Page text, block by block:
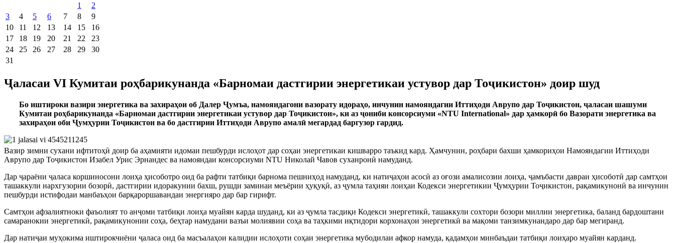
1
2
3
4 5 6 7 8
9
10
11 12 13 14 15
16
17
18 19 20 21 22
23
24
25 26 27 28 29
30
31
Ҷаласаи VI Кумитаи роҳбарикунанда «Барномаи дастгирии энергетикаи устувор дар Тоҷикистон» доир шуд
Бо иштироки вазири энергетика ва захираҳои об Далер Ҷумъа, намояндагони вазорату идораҳо, инчунин намояндагии Иттиҳоди Аврупо дар Тоҷикистон, ҷаласаи шашуми
Кумитаи роҳбарикунанда «Барномаи дастгирии энергетикаи устувор дар Тоҷикистон», ки аз ҷониби консорсиуми «NTU International» дар ҳамкорӣ бо Вазорати энергетика ва
захираҳои оби Ҷумҳурии Тоҷикистон ва бо дастгирии Иттиҳоди Аврупо амалӣ мегардад баргузор гардид.
Вазир зимни сухани ифтитоҳӣ доир ба аҳамияти идомаи пешбурди ислоҳот дар соҳаи энергетикаи кишварро таъкид кард. Ҳамчунин, роҳбари бахши ҳамкориҳои Намояндагии Иттиҳоди
Аврупо дар Тоҷикистон Изабел Урис Эрнандес ва намояндаи консорсиуми NTU Николай Чавов суханронӣ намуданд.
Дар ҷараёни ҷаласа коршиносони лоиҳа ҳисоботро оид ба рафти татбиқи барнома пешниҳод намуданд, ки натиҷаҳои асосӣ аз оғози амалисозии лоиҳа, ҷамъбасти давраи ҳисоботӣ дар самтҳои
ташаккули нархгузории бозорӣ, дастгирии идоракунии бахш, рушди заминаи меъёрии ҳуқуқӣ, аз ҷумла таҳияи лоиҳаи Кодекси энергетикии Ҷумҳурии Тоҷикистон, рақамикунонӣ ва инчунин
пешбурди истифодаи манбаъҳои барқароршавандаи энергияро дар бар гирифт.
Самтҳои афзалиятноки фаъолият то анҷоми татбиқи лоиҳа муайян карда шуданд, ки аз ҷумла тасдиқи Кодекси энергетикӣ, ташаккули сохтори бозори миллии энергетика, баланд бардоштани
самаранокии энергетикӣ, рақамикунонии соҳа, беҳтар намудани вазъи молиявии соҳа ва таҳкими иқтидори корхонаҳои энергетикӣ ва мақоми танзимкунандаро дар бар мегиранд.
Дар натиҷаи муҳокима иштирокчиёни ҷаласа оид ба масъалаҳои калидии ислоҳоти соҳаи энергетика мубодилаи афкор намуда, қадамҳои минбаъдаи татбиқи лоиҳаро муайян карданд.